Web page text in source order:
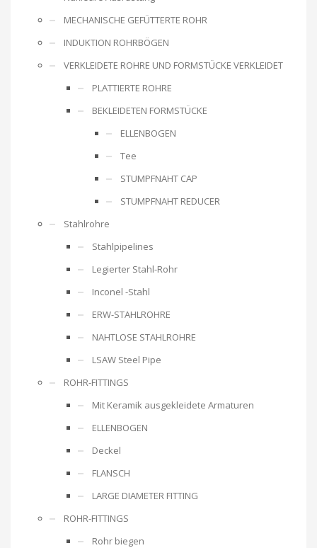
MECHANISCHE GEFÜTTERTE ROHR
INDUKTION ROHRBÖGEN
VERKLEIDETE ROHRE UND FORMSTÜCKE VERKLEIDET
PLATTIERTE ROHRE
BEKLEIDETEN FORMSTÜCKE
ELLENBOGEN
Tee
STUMPFNAHT CAP
STUMPFNAHT REDUCER
Stahlrohre
Stahlpipelines
Legierter Stahl-Rohr
Inconel -Stahl
ERW-STAHLROHRE
NAHTLOSE STAHLROHRE
LSAW Steel Pipe
ROHR-FITTINGS
Mit Keramik ausgekleidete Armaturen
ELLENBOGEN
Deckel
FLANSCH
LARGE DIAMETER FITTING
ROHR-FITTINGS
Rohr biegen